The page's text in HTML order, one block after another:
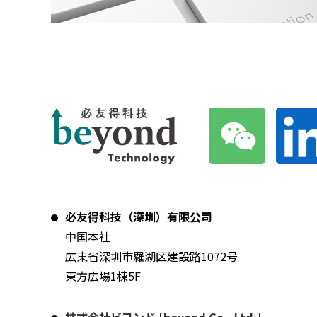
必友得科技（深圳）有限公司
中国本社
広東省深圳市羅湖区建設路1072号
東方広場1棟5F